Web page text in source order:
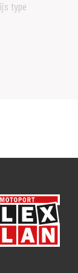
op Facebook en
See: https://
is genomen
echter
type